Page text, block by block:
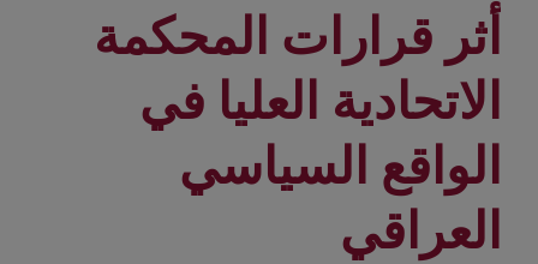
أثر قرارات المحكمة
الاتحادية العليا في
الواقع السياسي
العراقي